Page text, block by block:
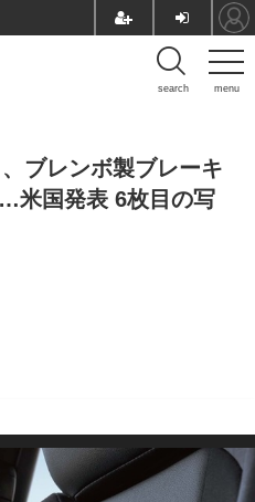
menu
search
ブレンボ製ブレーキ
米国発表 6枚目の写